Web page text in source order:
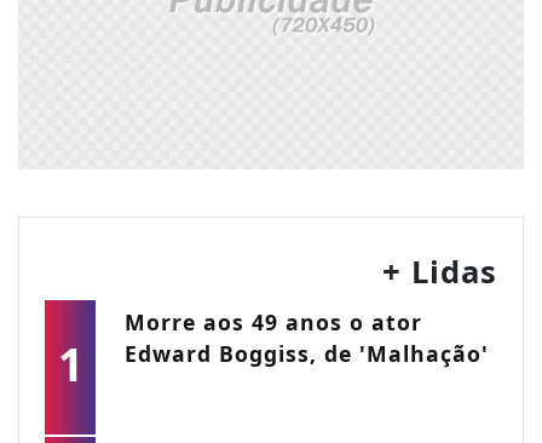
+ Lidas
1
Morre aos 49 anos o ator
Edward Boggiss, de 'Malhação'